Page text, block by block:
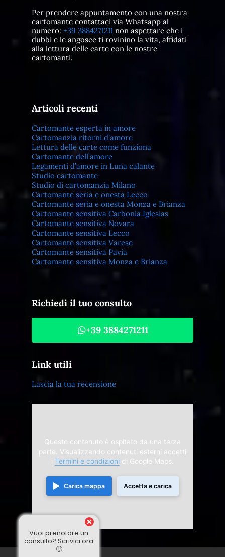
Per prendere appuntamento con una nostra
cartomante contattaci via Whatsapp al
numero: +39 3884271211non aspettare che i
dubbi e le angosce ti rovinino la vita, affidati
alla lettura delle carte con le nostre
cartomanti.
Articoli recenti
Cartomante esperta in amore
Cartomanzia ritorni d’amore
Lettura delle carte come funziona
Cartomante dell’amore
Legamenti d’amore in Luna calante
Studio cartomante
Studio di cartomanzia Milano
Cartomante seria e onesta Lecco
Cartomante seria e onesta Monza e Brianza
Cartomante sensitiva Carbonia Iglesias
Cartomante sensitiva Novara
Cartomante sensitiva Lecco
Cartomante sensitiva Varese
Cartomante sensitiva Pavia
Cartomante sensitiva Monza e Brianza
Richiedi il tuo consulto
+39 3884271211
Link utili
Lascia la tua recensione
Questo contenuto è ospitato da una terza
parte. Visualizzando contenuti esterni accetti
i Termini e condizioni di Google Maps.
Carica mappa Accetta e carica
Vuoi prenotare un
consulto? Scrivici ora
🙂